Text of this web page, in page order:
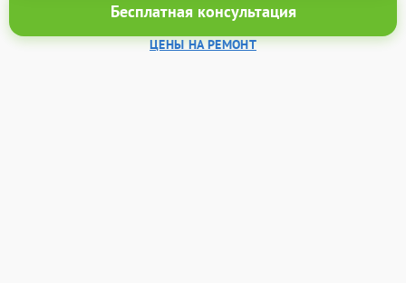
Бесплатная консультация
ЦЕНЫ НА РЕМОНТ